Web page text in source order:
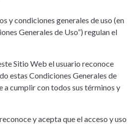
y condiciones generales de uso (en
Generales de Uso”) regulan el
Sitio Web el usuario reconoce
estas Condiciones Generales de
a cumplir con todos sus términos y
y acepta que el acceso y uso